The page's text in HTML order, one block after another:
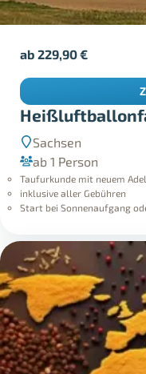
Sachsen
ab 1 Person
Taufurkunde mit neuem
inklusive aller Gebühren
Start bei Sonnenaufgang
ab229,90€